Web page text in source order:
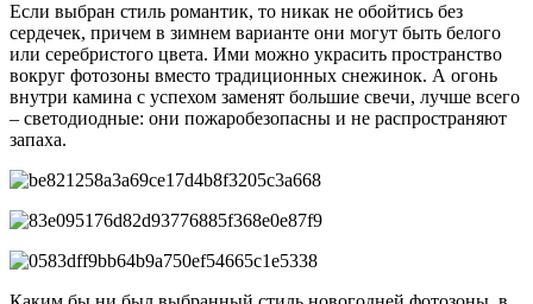
Если выбран стиль романтик, то никак не обойтись без
сердечек, причем в зимнем варианте они могут быть белого
или серебристого цвета. Ими можно украсить пространство
вокруг фотозоны вместо традиционных снежинок. А огонь
внутри камина с успехом заменят большие свечи, лучше всего
– светодиодные: они пожаробезопасны и не распространяют
запаха.